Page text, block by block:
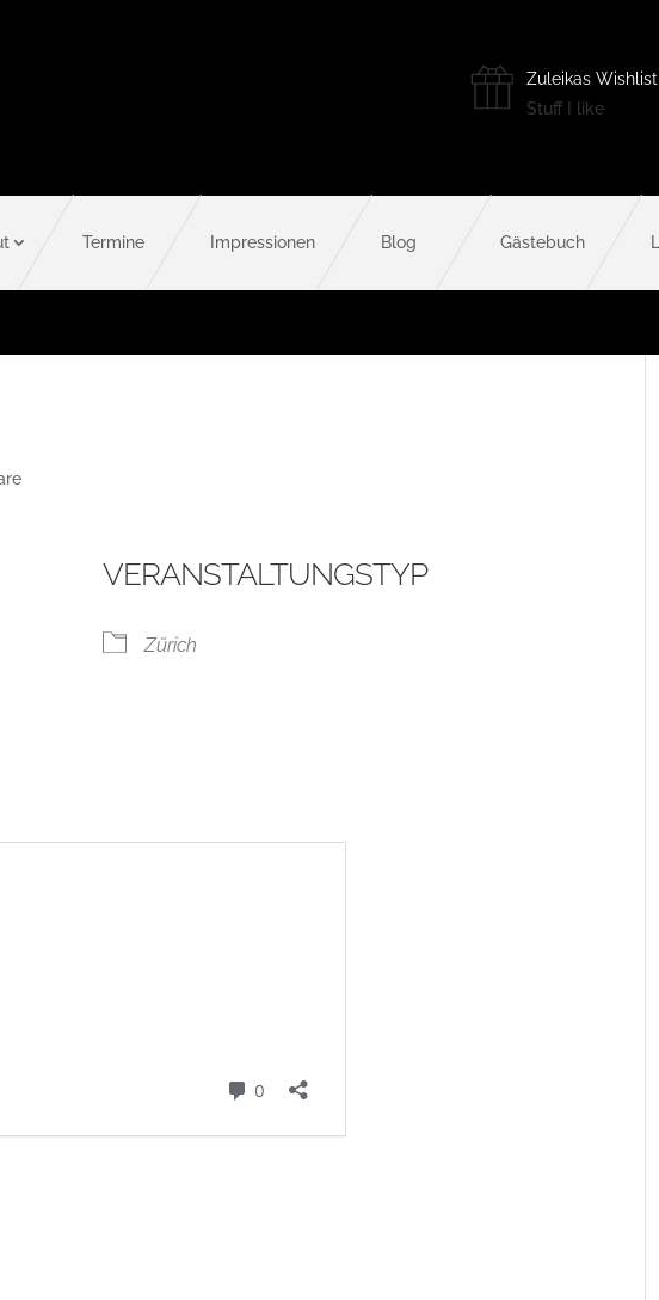
Zuleikas Wishlist
Stuff I like
Termine Impressionen Blog Gästebuch
VERANSTALTUNGSTYP
Zürich